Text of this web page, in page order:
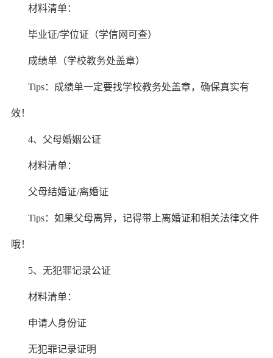
材料清单：
毕业证/学位证（学信网可查）
成绩单（学校教务处盖章）
Tips：成绩单一定要找学校教务处盖章，确保真实有
效！
4、父母婚姻公证
材料清单：
父母结婚证/离婚证
Tips：如果父母离异，记得带上离婚证和相关法律文件
哦！
5、无犯罪记录公证
材料清单：
申请人身份证
无犯罪记录证明